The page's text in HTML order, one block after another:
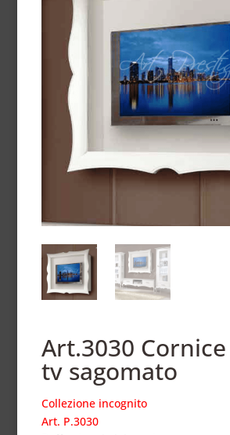
Art.3030
tv sagomato
Collezione incognito
Art. P.3030